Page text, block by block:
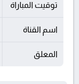
توقيت المباراة
اسم القناة
المعلق